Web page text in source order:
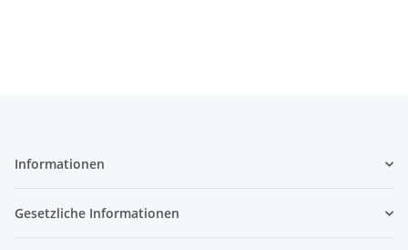
Informationen
Gesetzliche Informationen